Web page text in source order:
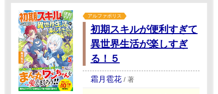
アルファポリス
初期スキルが便利すぎて
異世界生活が楽しすぎ
る！５
霜月雹花 / 著